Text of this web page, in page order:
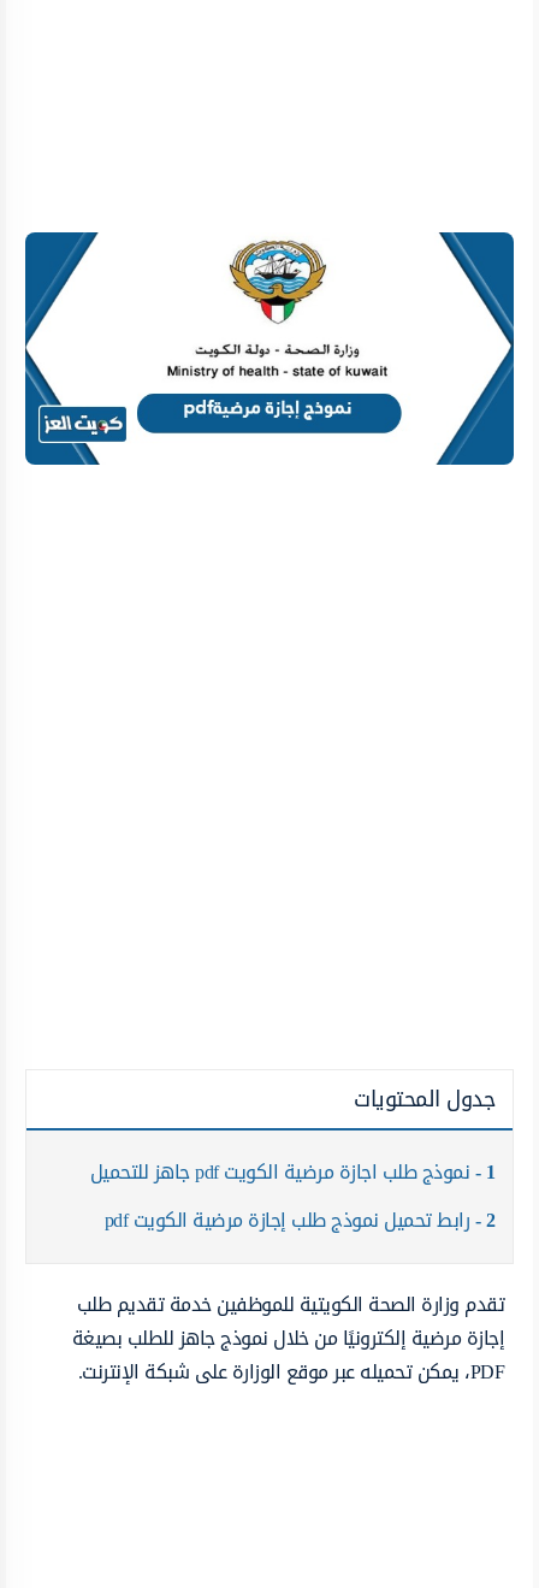
جدول المحتويات
1 نموذج طلب اجازة مرضية الكويت pdf جاهز للتحميل
2 رابط تحميل نموذج طلب إجازة مرضية الكويت pdf
تقدم وزارة الصحة الكويتية للموظفين خدمة تقديم طلب
إجازة مرضية إلكترونيًا من خلال نموذج جاهز للطلب بصيغة
PDF، يمكن تحميله عبر موقع الوزارة على شبكة الإنترنت.